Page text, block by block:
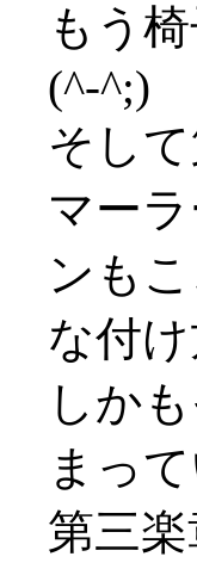
もう
(^-^;)
そし
マー
ンも
な付
しか
まっ
第三